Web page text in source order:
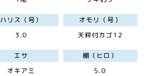
ハリス（号）
3.0
オモリ（号）
天秤付カゴ12
エサ
オキアミ
棚（ヒロ）
5.0